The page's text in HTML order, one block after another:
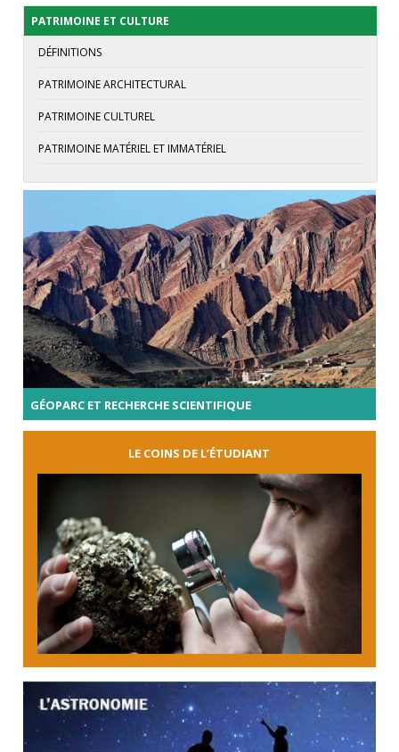
PATRIMOINE ET CULTURE
DÉFINITIONS
PATRIMOINE ARCHITECTURAL
PATRIMOINE CULTUREL
PATRIMOINE MATÉRIEL ET IMMATÉRIEL
GÉOPARC ET RECHERCHE SCIENTIFIQUE
LE COINS DE L’ÉTUDIANT